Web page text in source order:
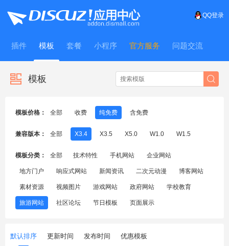
QQ登录
插件 模板 套餐 小程序 官方服务 问题交流
WitFrame
模板
模板价格： 全部 收费 纯免费 含免费
兼容版本： 全部 X3.4 X3.5 X5.0 W1.0 W1.5
模板分类： 全部 技术特性 手机网站 企业网站
地方门户 响应式网站 新闻资讯 二次元动漫 博客网站
素材资源 视频图片 游戏网站 政府网站 学校教育
旅游网站 社区论坛 节日模板 页面展示
默认排序 更新时间 发布时间 优惠模板